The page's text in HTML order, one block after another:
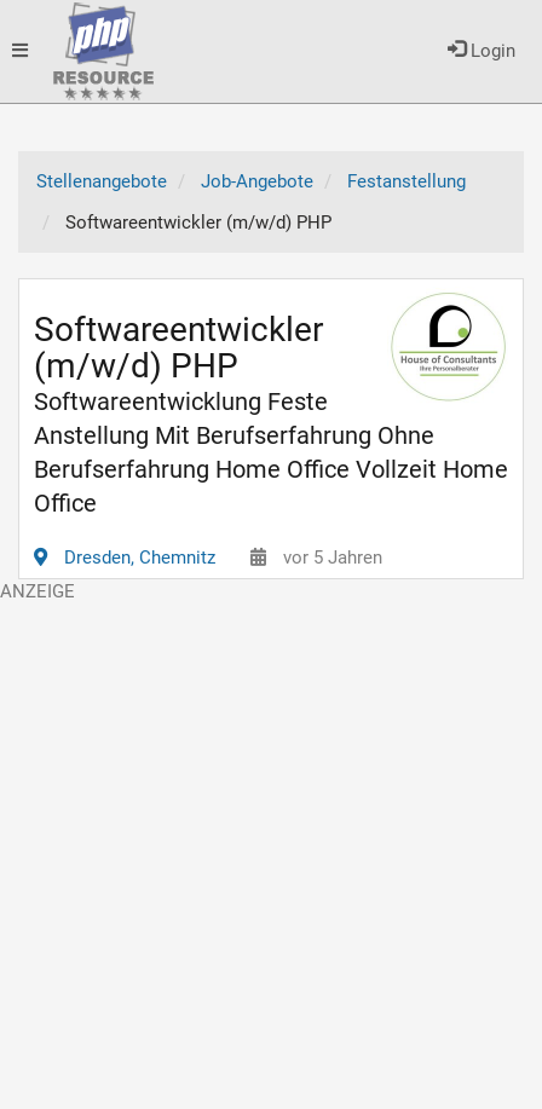
Login
Toggle
Stellenangebote
Job-Angebote
Festanstellung
Softwareentwickler (m/w/d) PHP
Softwareentwickler
(m/w/d) PHP
Softwareentwicklung Feste
Anstellung Mit Berufserfahrung Ohne
Berufserfahrung Home Office Vollzeit Home
Office
Dresden, Chemnitz vor 5 Jahren